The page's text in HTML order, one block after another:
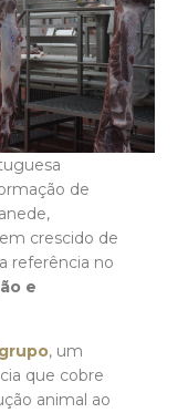
de
crescido de
referência no
e
, um
que cobre
animal ao